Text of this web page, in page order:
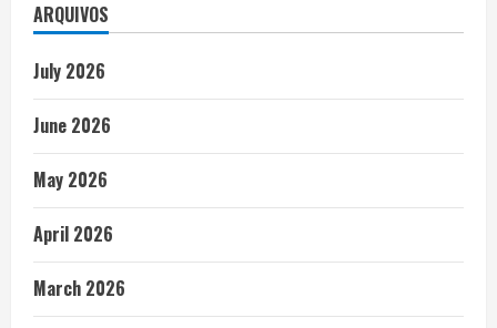
ARQUIVOS
July 2026
June 2026
May 2026
April 2026
March 2026